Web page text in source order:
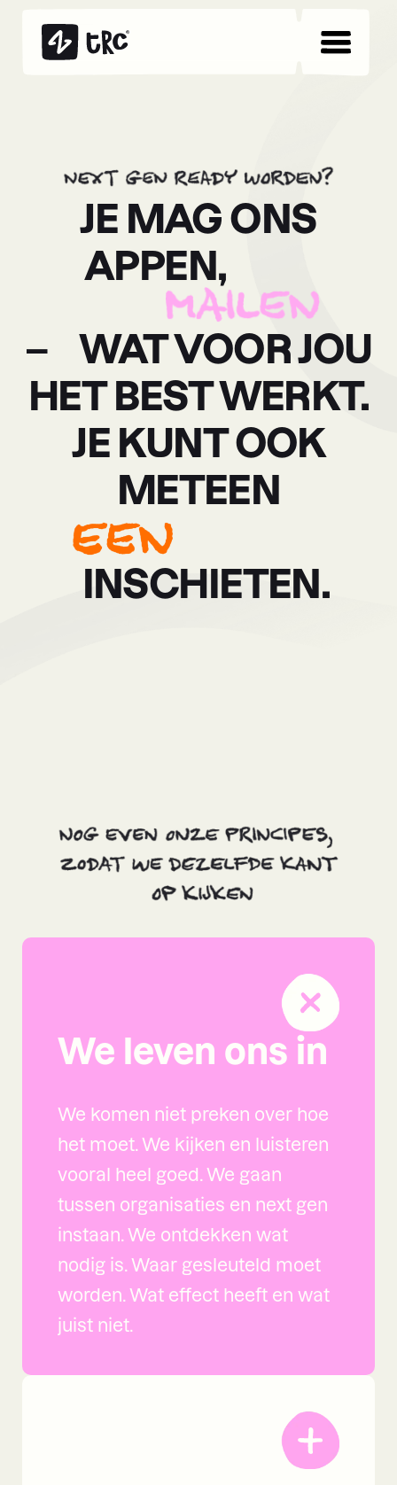
JE MAG ONS
APPEN,
– WAT VOOR JOU
HET BEST WERKT.
JE KUNT OOK
METEEN
INSCHIETEN.
We leven ons in
We komen niet preken over hoe
het moet. We kijken en luisteren
vooral heel goed. We gaan
tussen organisaties en next gen
instaan. We ontdekken wat
nodig is. Waar gesleuteld moet
worden. Wat effect heeft en wat
juist niet.